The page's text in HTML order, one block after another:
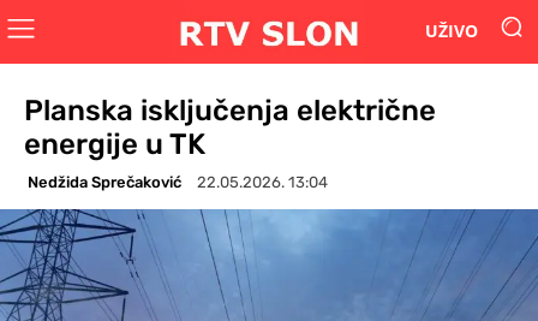
UŽIVO
Planska isključenja električne
energije u TK
Nedžida Sprečaković 22.05.2026. 13:04